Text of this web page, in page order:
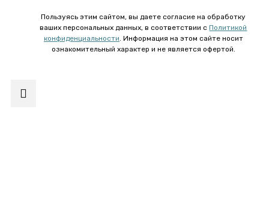
Пользуясь этим сайтом, вы даете согласие на обработку
ваших персональных данных, в соответствии сПолитикой
конфиденциальности. Информация на этом сайте носит
ознакомительный характер и не является офертой.